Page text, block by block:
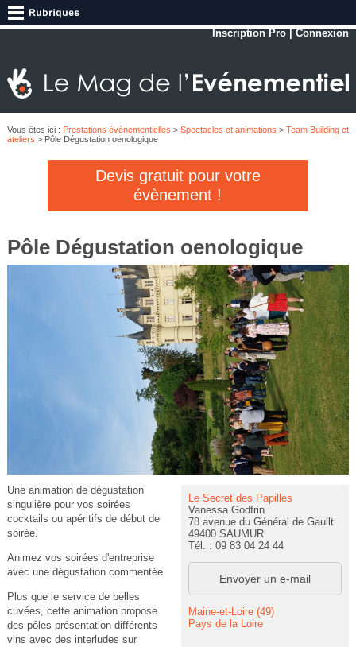
Inscription Pro |Connexion
Vous êtes ici : Prestations évènementielles > Spectacles et animations > Team Building et
ateliers > Pôle Dégustation oenologique
Devis gratuit pour votre
évènement !
Pôle Dégustation oenologique
Le Secret des Papilles
Vanessa Godfrin
78 avenue du Général de Gaullt
49400 SAUMUR
Tél. : 09 83 04 24 44
Envoyer un e-mail
Maine-et-Loire (49)
Pays de la Loire
Une animation de dégustation
singulière pour vos soirées
cocktails ou apéritifs de début de
soirée.
Animez vos soirées d'entreprise
avec une dégustation commentée.
Plus que le service de belles
cuvées, cette animation propose
des pôles présentation différents
vins avec des interludes sur